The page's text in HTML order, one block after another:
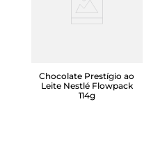
Chocolate Prestígio ao
Leite Nestlé Flowpack
114g